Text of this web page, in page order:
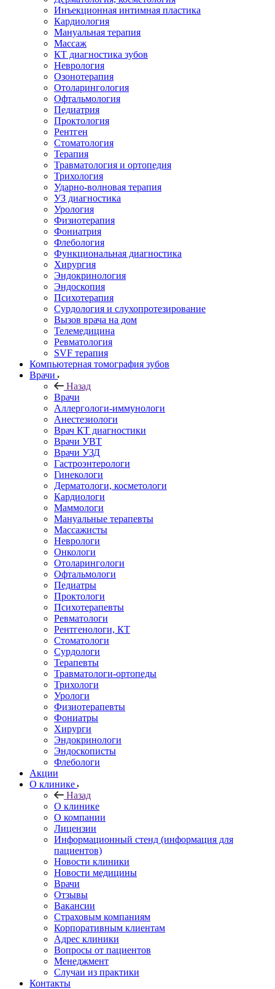
Инъекционная интимная пластика
Кардиология
Мануальная терапия
Массаж
КТ диагностика зубов
Неврология
Озонотерапия
Отоларингология
Офтальмология
Педиатрия
Проктология
Рентген
Стоматология
Терапия
Травматология и ортопедия
Трихология
Ударно-волновая терапия
УЗ диагностика
Урология
Физиотерапия
Фониатрия
Флебология
Функциональная диагностика
Хирургия
Эндокринология
Эндоскопия
Психотерапия
Сурдология и слухопротезирование
Вызов врача на дом
Телемедицина
Ревматология
SVF терапия
Компьютерная томография зубов
Врачи
Назад
Врачи
Аллергологи-иммунологи
Анестезиологи
Врач КТ диагностики
Врачи УВТ
Врачи УЗД
Гастроэнтерологи
Гинекологи
Дерматологи, косметологи
Кардиологи
Маммологи
Мануальные терапевты
Массажисты
Неврологи
Онкологи
Отоларингологи
Офтальмологи
Педиатры
Проктологи
Психотерапевты
Ревматологи
Рентгенологи, КТ
Стоматологи
Сурдологи
Терапевты
Травматологи-ортопеды
Трихологи
Урологи
Физиотерапевты
Фониатры
Хирурги
Эндокринологи
Эндоскописты
Флебологи
Акции
О клинике
Назад
О клинике
О компании
Лицензии
Информационный стенд (информация для
пациентов)
Новости клиники
Новости медицины
Врачи
Отзывы
Вакансии
Страховым компаниям
Корпоративным клиентам
Адрес клиники
Вопросы от пациентов
Менеджмент
Случаи из практики
Контакты